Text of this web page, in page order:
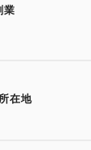
業
在地